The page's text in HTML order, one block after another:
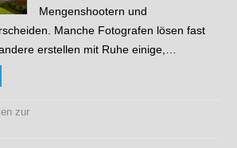
Mengenshootern und
Manche Fotografen lösen fast
erstellen mit Ruhe einige,…
zur